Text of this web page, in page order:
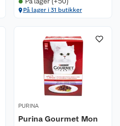
På lager i 31 butikker
PURINA
Purina Gourmet Mon